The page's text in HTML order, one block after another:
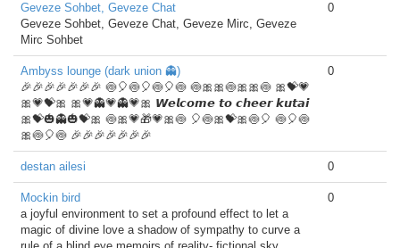
Geveze Sohbet, Geveze Chat
Geveze Sohbet, Geveze Chat, Geveze Mirc, Geveze
Mirc Sohbet
0
Ambyss lounge (dark union 👻)
🎉🎉🎉🎉🎉🎉🎉 🍥🎈🍥🎈🍥🎈🍥 🍥🎀🎀🍥🎀🎀🍥 🎀💝💗
🎀💗💝🎀 🎀💗👻💗👻💗🎀 𝙒𝙚𝙡𝙘𝙤𝙢𝙚 𝙩𝙤 𝙘𝙝𝙚𝙚𝙧 𝙠𝙪𝙩𝙖𝙞
🎀💝🎃👻🎃💝🎀 🍥🎀💗🎁💗🎀🍥 🎈🍥🎀💝🎀🍥🎈 🍥🎈🍥
🎀🍥🎈🍥 🎉🎉🎉🎉🎉🎉🎉
0
destan ailesi 0
Mockin bird
a joyful environment to set a profound effect to let a
magic of divine love a shadow of sympathy to curve a
0